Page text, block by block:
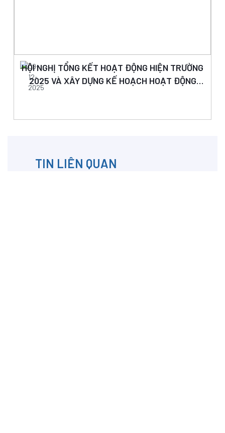
HỘI NGHỊ TỔNG KẾT HOẠT ĐỘNG HIỆN TRƯỜNG
2025 VÀ XÂY DỰNG KẾ HOẠCH HOẠT ĐỘNG
09-
12-
2025
TIN LIÊN QUAN